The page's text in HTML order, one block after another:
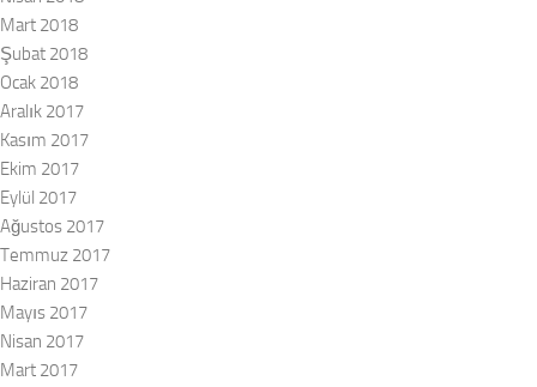
Mart 2018
Şubat 2018
Ocak 2018
Aralık 2017
Kasım 2017
Ekim 2017
Eylül 2017
Ağustos 2017
Temmuz 2017
Haziran 2017
Mayıs 2017
Nisan 2017
Mart 2017